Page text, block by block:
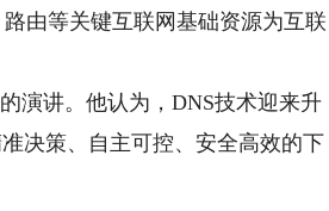
由等关键互联网基础资源为互联
讲。他认为，DNS技术迎来升
决策、自主可控、安全高效的下